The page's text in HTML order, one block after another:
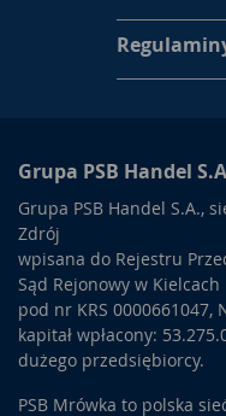
Grupa PSB Handel
Grupa PSB Handel S.A.,
Zdrój
wpisana do Rejestru
Sąd Rejonowy w Kielcach
pod nr KRS 0000661047,
kapitał wpłacony:
dużego przedsiębiorcy.
PSB Mrówka to polska